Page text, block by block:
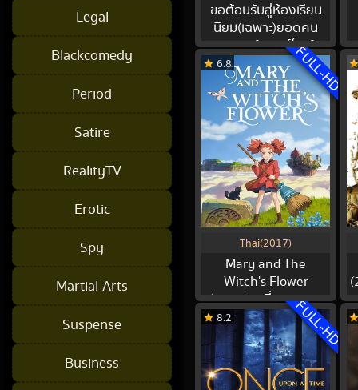
Legal
Blackcomedy
Period
Satire
RealityTV
Erotic
Spy
Martial Arts
Suspense
Business
ขอต้อนรับสู่ห้องเรียน
นิยม(เฉพาะ)ยอดคน
ภาค 1 [พากย์ไทย]
6.8 FULL-HD
Thai(2017)
Mary and The
Witch's Flower
(2017) แมรี่ผจญแดน
แม่มด
8.2 FULL-HD